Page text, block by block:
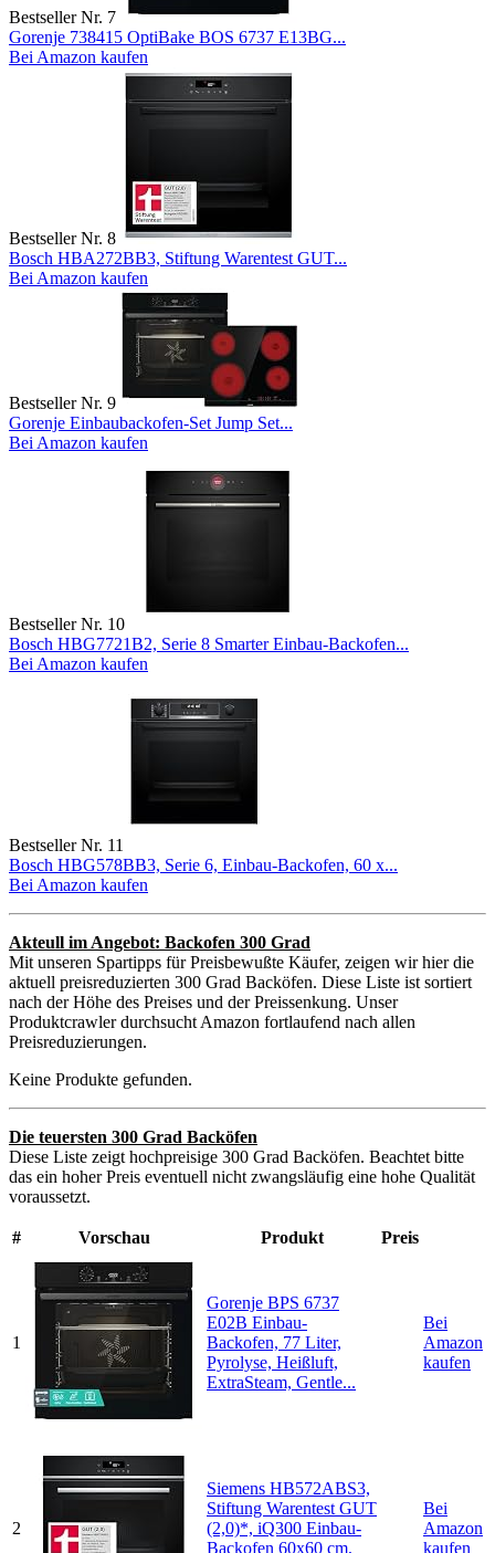
Bestseller Nr. 7
Gorenje 738415 OptiBake BOS 6737 E13BG...
Bei Amazon kaufen
Bestseller Nr. 8
Bosch HBA272BB3, Stiftung Warentest GUT...
Bei Amazon kaufen
Bestseller Nr. 9
Gorenje Einbaubackofen-Set Jump Set...
Bei Amazon kaufen
Bestseller Nr. 10
Bosch HBG7721B2, Serie 8 Smarter Einbau-Backofen...
Bei Amazon kaufen
Bestseller Nr. 11
Bosch HBG578BB3, Serie 6, Einbau-Backofen, 60 x...
Bei Amazon kaufen
Akteull im Angebot: Backofen 300 Grad
Mit unseren Spartipps für Preisbewußte Käufer, zeigen wir hier die
aktuell preisreduzierten 300 Grad Backöfen. Diese Liste ist sortiert
nach der Höhe des Preises und der Preissenkung. Unser
Produktcrawler durchsucht Amazon fortlaufend nach allen
Preisreduzierungen.
Keine Produkte gefunden.
Die teuersten 300 Grad Backöfen
Diese Liste zeigt hochpreisige 300 Grad Backöfen. Beachtet bitte
das ein hoher Preis eventuell nicht zwangsläufig eine hohe Qualität
voraussetzt.
# Vorschau Produkt Preis
1
Gorenje BPS 6737
E02B Einbau-
Backofen, 77 Liter,
Pyrolyse, Heißluft,
ExtraSteam, Gentle...
Bei
Amazon
kaufen
2
Siemens HB572ABS3,
Stiftung Warentest GUT
(2,0)*, iQ300 Einbau-
Backofen 60x60 cm,
Bei
Amazon
kaufen